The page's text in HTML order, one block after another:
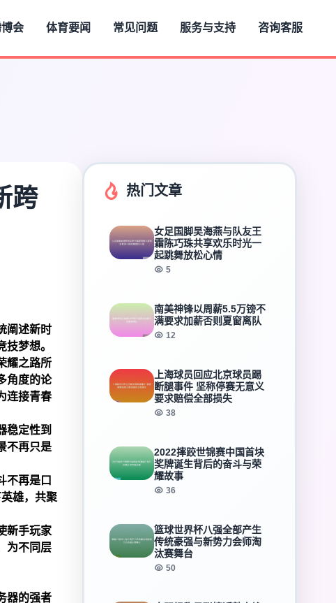
会 体育要闻 常见问题 服务与支持 咨询客服
跨
阐述新时
梦想。
耀之路所
角度的论
连接青春
稳定性到
不再只是
不再是口
雄，共聚
新手玩家
为不同层
器的强者
热门文章
女足国脚吴海燕与队友王
霜陈巧珠共享欢乐时光一
起跳舞放松心情
5
南美神锋以周薪5.5万镑不
满要求加薪否则夏窗离队
12
上海球员回应北京球员踢
断腿事件 坚称停赛无意义
要求赔偿全部损失
38
2022摔跤世锦赛中国首块
奖牌诞生背后的奋斗与荣
耀故事
36
篮球世界杯八强全部产生
传统豪强与新势力会师淘
汰赛舞台
50